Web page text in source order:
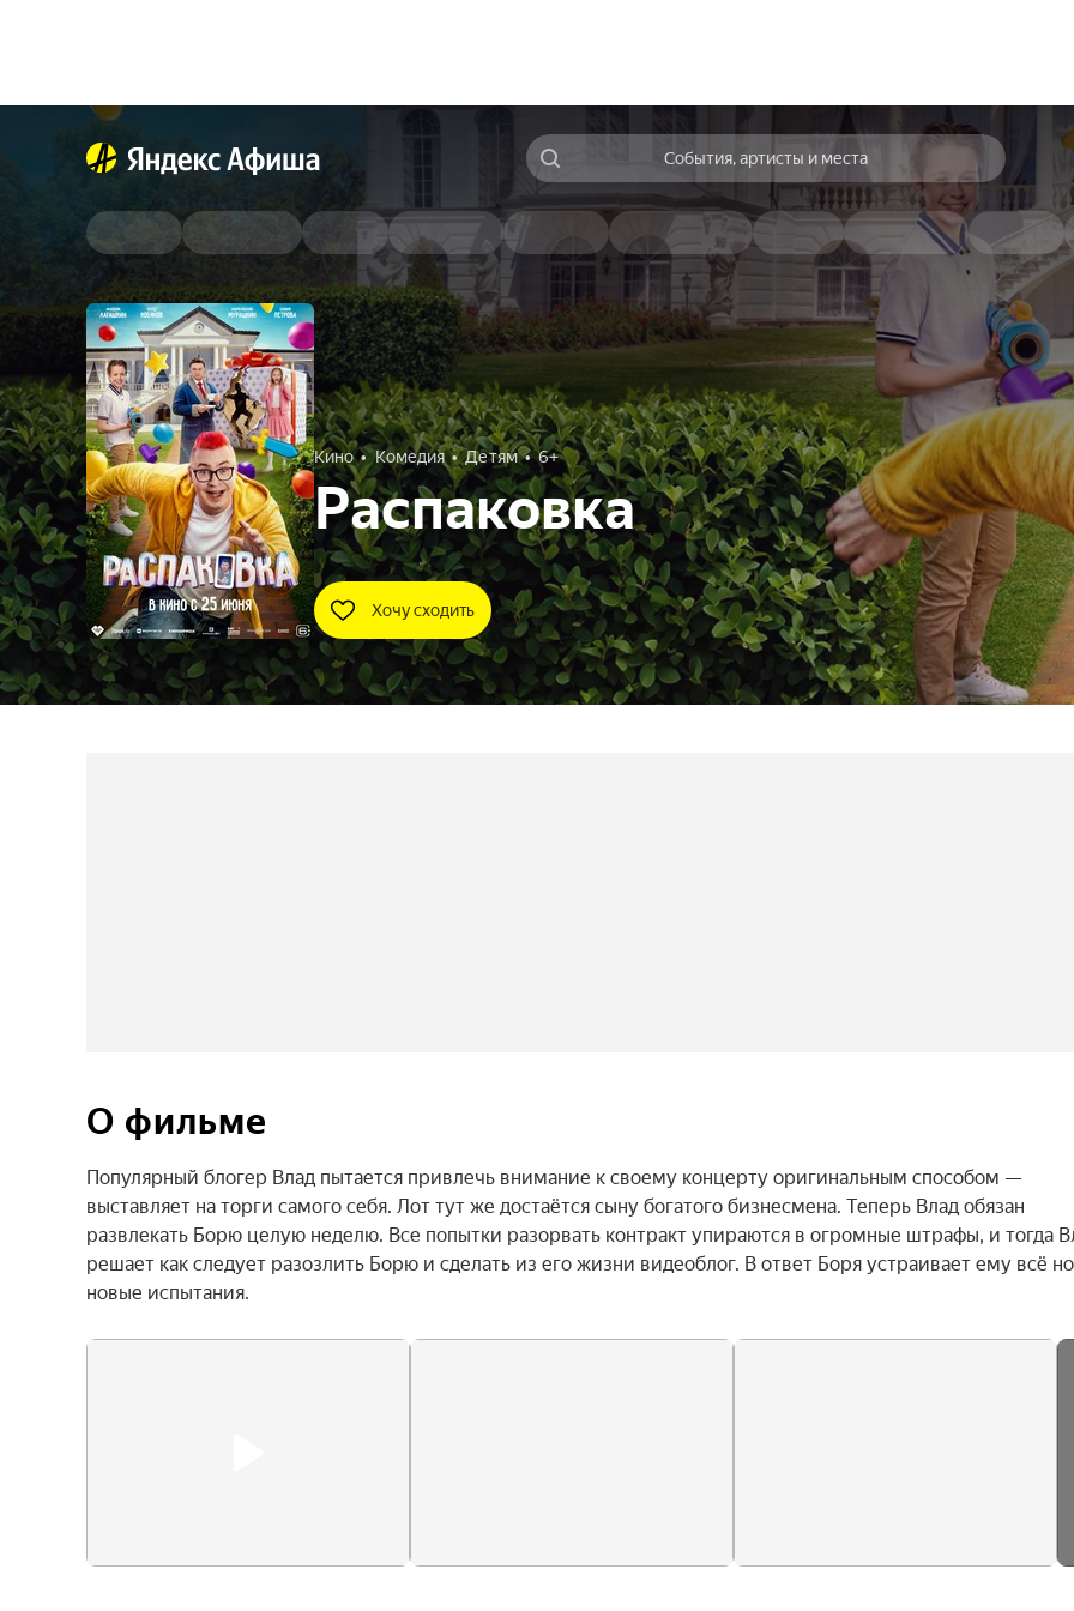
События, артисты и места
Кино Комедия Детям 6+
Распаковка
Хочу сходить
О фильме
Популярный блогер Влад пытается привлечь внимание к своему концерту оригинальным способом —
выставляет на торги самого себя. Лот тут же достаётся сыну богатого бизнесмена. Теперь Влад обязан
развлекать Борю целую неделю. Все попытки разорвать контракт упираются в огромные штрафы, и тогда
решает как следует разозлить Борю и сделать из его жизни видеоблог. В ответ Боря устраивает ему всё
новые испытания.